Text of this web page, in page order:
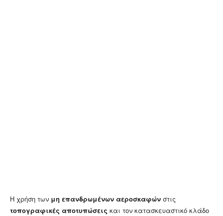
Η χρήση των μη επανδρωμένων αεροσκαφών στις
τοπογραφικές αποτυπώσεις και τον κατασκευαστικό κλάδο